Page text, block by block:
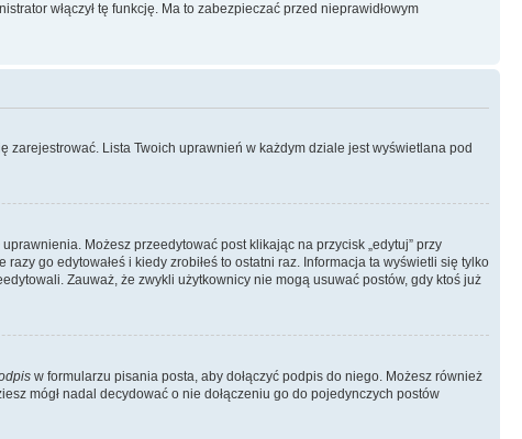
włączył tę funkcję. Ma to zabezpieczać przed nieprawidłowym
zarejestrować. Lista Twoich uprawnień w każdym dziale jest wyświetlana pod
Możesz przeedytować post klikając na przycisk „edytuj” przy
go edytowałeś i kiedy zrobiłeś to ostatni raz. Informacja ta wyświetli się tylko
Zauważ, że zwykli użytkownicy nie mogą usuwać postów, gdy ktoś już
w formularzu pisania posta, aby dołączyć podpis do niego. Możesz również
mógł nadal decydować o nie dołączeniu go do pojedynczych postów